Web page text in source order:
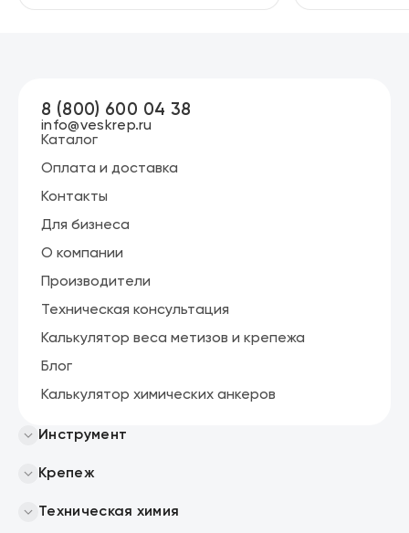
Инструмент
Крепеж
Техническая химия
Каталог
Оплата и доставка
Контакты
Для бизнеса
О компании
Производители
Техническая консультация
Калькулятор веса метизов и крепежа
Блог
Калькулятор химических анкеров
8 (800) 600 04 38
info@veskrep.ru